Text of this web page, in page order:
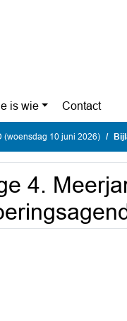
is wie Contact
(woensdag 10 juni 2026)
4.